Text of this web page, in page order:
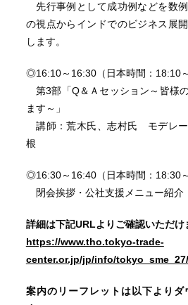
先行事例として成功例などを数
の視点からインドでのビジネス展
します。
◎16:10～16:30（日本時間：18:10～
第3部「Q＆Ａセッション～皆様
ます～」
講師：荒木氏、志村氏 モデレー
根
◎16:30～16:40（日本時間：18:30～
閉会挨拶・公社支援メニュー紹介
詳細は下記URLよりご確認いただけ
https://www.tho.tokyo-trade-
center.or.jp/jp/info/tokyo_sme_27/
案内のリーフレットは以下よりダ